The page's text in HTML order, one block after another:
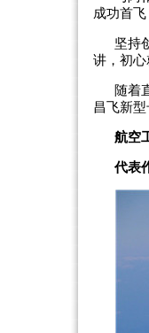
成功首
坚持
讲，初
随着
昌飞新
航空
代表